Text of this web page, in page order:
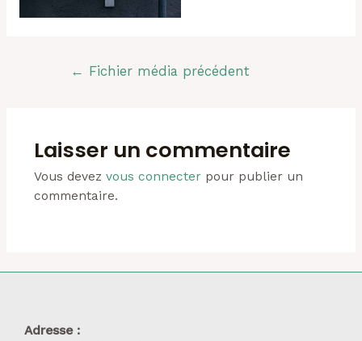
Navigation
← Fichier média précédent
Laisser un commentaire
Vous devez vous connecterpour publier un
commentaire.
Adresse :